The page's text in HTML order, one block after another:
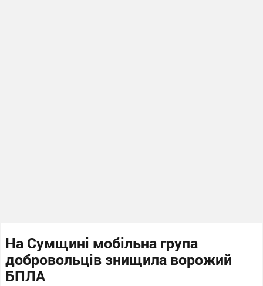
На Сумщині мобільна група
добровольців знищила ворожий
БПЛА